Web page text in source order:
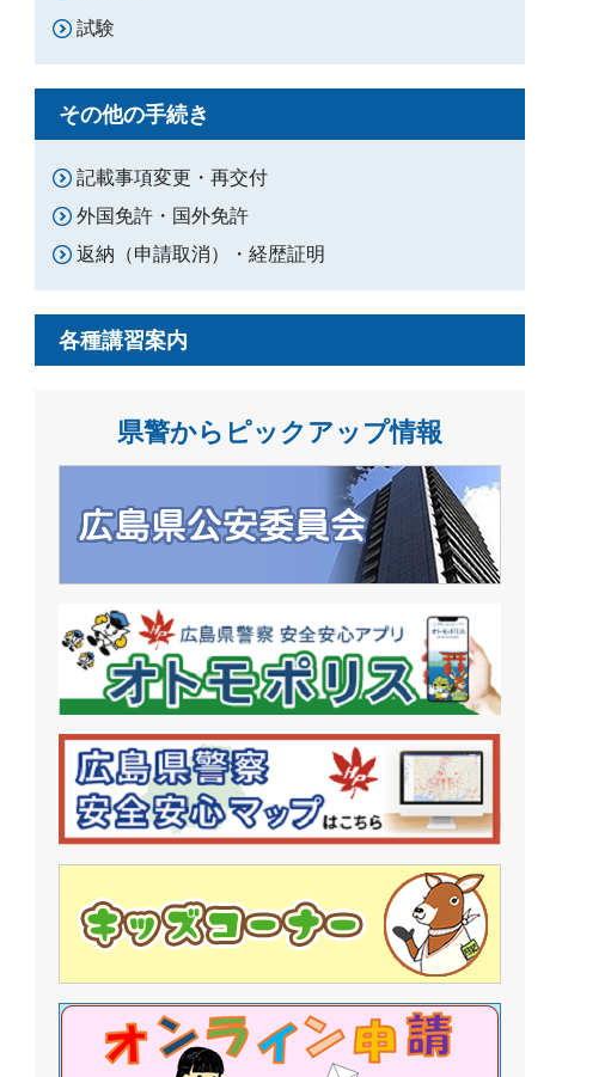
試験
その他の手続き
記載事項変更・再交付
外国免許・国外免許
返納（申請取消）・経歴証明
各種講習案内
県警からピックアップ情報